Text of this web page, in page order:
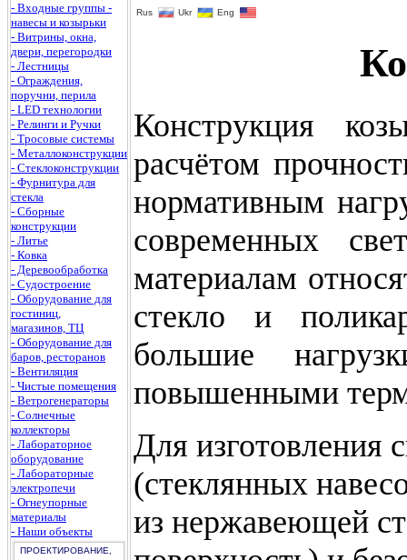
- Входные группы -
навесы и козырьки
- Витрины, окна,
двери, перегородки
- Лестницы
- Ограждения,
поручни, перила
- LED технологии
- Релинги и Ручки
- Тросовые системы
- Металлоконструкции
- Стеклоконструкции
- Фурнитура для
стекла
- Сборные
конструкции
- Литье
- Ковка
- Деревообработка
- Судостроение
- Оборудование для
гостиниц,
магазинов, ТЦ
- Оборудование для
баров, ресторанов
- Вентиляция
- Чистые помещения
- Ветрогенераторы
- Солнечные
коллекторы
- Лабораторное
оборудование
- Лабораторные
электропечи
- Огнеупорные
материалы
- Наши объекты
ПРОЕКТИРОВАНИЕ,
Rus Ukr Eng
Конструкция
расчётом
нормативным
современных
материалам
стекло и
большие
повышенными
Для изготовления
(стеклянных
из нержавеющей